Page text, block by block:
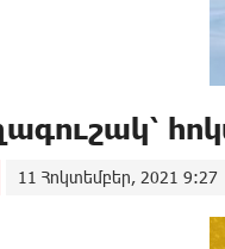
11 Հոկտեմբեր, 2021 9:27